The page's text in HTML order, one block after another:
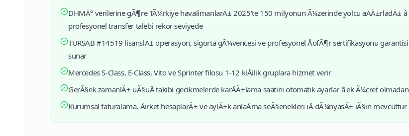
DHMÄ° verilerine gÃ¶re TÃ¼rkiye havalimanlarÄ± 2025'te 150 milyonun Ã¼zerinde yolcu aÄÄ±rladÄ± â
profesyonel transfer talebi rekor seviyede
TURSAB #14519 lisanslÄ± operasyon, sigorta gÃ¼vencesi ve profesyonel ÅofÃ¶r sertifikasyonu garantisi
sunar
Mercedes S-Class, E-Class, Vito ve Sprinter filosu 1-12 kiÅilik gruplara hizmet verir
GerÃ§ek zamanlÄ± uÃ§uÅ takibi gecikmelerde karÅÄ±lama saatini otomatik ayarlar â ek Ã¼cret olmadan
Kurumsal faturalama, Åirket hesaplarÄ± ve aylÄ±k anlaÅma seÃ§enekleri iÅ dÃ¼nyasÄ± iÃ§in mevcuttur